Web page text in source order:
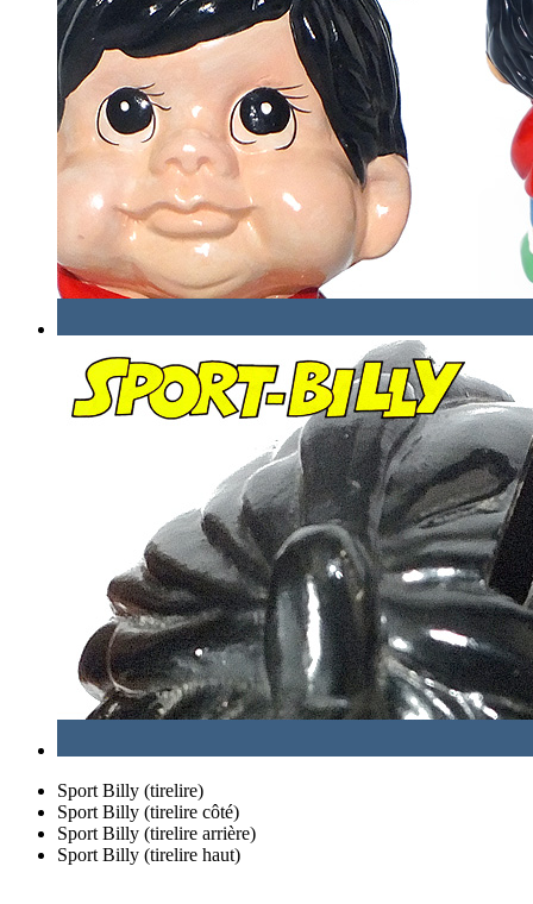
Sport Billy (tirelire)
Sport Billy (tirelire côté)
Sport Billy (tirelire arrière)
Sport Billy (tirelire haut)